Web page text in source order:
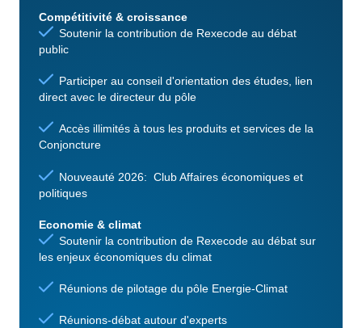
Compétitivité & croissance
Soutenir la contribution de Rexecode au débat
public
Participer au conseil d'orientation des études, lien
direct avec le directeur du pôle
Accès illimités à tous les produits et services de la
Conjoncture
Nouveauté 2026: Club Affaires économiques et
politiques
Economie & climat
Soutenir la contribution de Rexecode au débat sur
les enjeux économiques du climat
Réunions de pilotage du pôle Energie-Climat
Réunions-débat autour d'experts